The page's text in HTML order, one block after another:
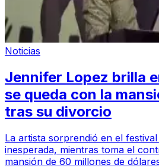
Noticias
Jennifer Lopez brilla
se queda con la
tras su divorcio
La artista sorprendió en el
inesperada, mientras toma el
mansión de 60 millones de